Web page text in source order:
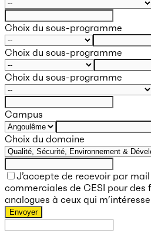
Choix du sous-programme
Choix du sous-programme
Choix du sous-programme
Campus
Choix du domaine
J’accepte de recevoir par
commerciales de CESI pour des
analogues à ceux qui
Envoyer